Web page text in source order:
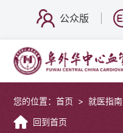
公众版
您的位置：首页 > 就医指南
回到首页